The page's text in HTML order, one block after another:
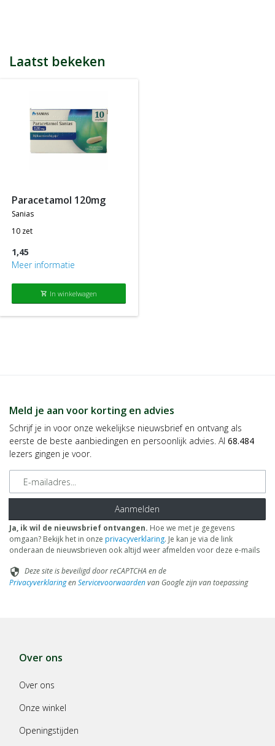
Tijdens het afrekenen zie je dan onderaan een optie om je
spaarpunten in te wisselen, 100 spaarpunten = € 5 korting, 200
spaarpunten bekijken.
LET OP: Je ontvangt geen spaarpunten op producten die al tegen
een bepaalde actieprijs of met een bepaalde korting worden
aangeboden, m.a.w. je ontvangt alleen spaarpunten op
Laatst bekeken
paracetamol 120mg
sanias
10 zet
1,45
Meer informatie
shopping_cart In winkelwagen
Meld je aan voor korting en advies
Schrijf je in voor onze wekelijkse nieuwsbrief en ontvang als
eerste de beste aanbiedingen en persoonlijk advies. Al 68.484
lezers gingen je voor.
E-mailadres
Aanmelden
Ja, ik wil de nieuwsbrief ontvangen. Hoe we met je gegevens
omgaan? Bekijk het in onze privacyverklaring. Je kan je via de link
onderaan de nieuwsbrieven ook altijd weer afmelden voor deze e-mails
security Deze site is beveiligd door reCAPTCHA en de
PrivacyverklaringenServicevoorwaardenvan Google zijn van toepassing
Over ons
Over ons
Onze winkel
Openingstijden